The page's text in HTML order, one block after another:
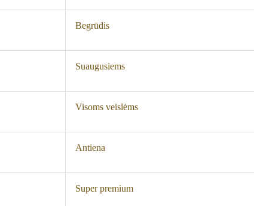
Begrūdis
Suaugusiems
Visoms veislėms
Antiena
Super premium